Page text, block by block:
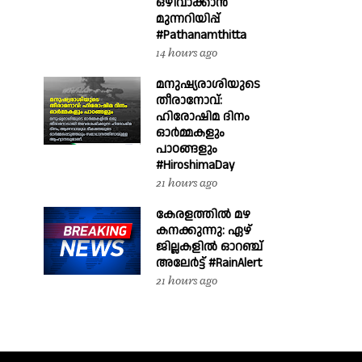
മുന്നറിയിപ്പ്
#Pathanamthitta
14 hours ago
മനുഷ്യരാശിയുടെ
തീരാനോവ്:
ഹിരോഷിമ ദിനം
ഓർമ്മകളും
പാഠങ്ങളും
#HiroshimaDay
21 hours ago
കേരളത്തിൽ മഴ
കനക്കുന്നു: ഏഴ്
ജില്ലകളിൽ ഓറഞ്ച്
അലേർട്ട് #RainAlert
21 hours ago